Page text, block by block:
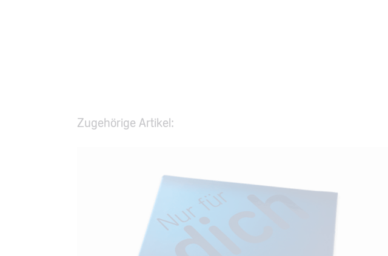
Zugehörige Artikel: